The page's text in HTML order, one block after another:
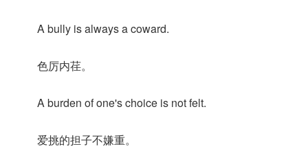
A bully is always a coward.
色厉内荏。
A burden of one's choice is not felt.
爱挑的担子不嫌重。